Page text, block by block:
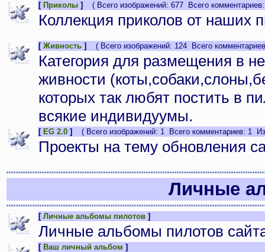
[ Приколы ] ( Всего изображений: 677 Всего
Коллекция приколов от наших
[ Живность ] ( Всего изображений: 124 Всего
Категория для размещения в
живности
которых так любят постить в
всякие индивидуумы.
[ EG 2.0 ] ( Всего изображений: 1 Всего комментариев: 1
Проекты на тему обновления
Личные
[ Личные альбомы пилотов ]
Личные альбомы пилотов
[ Ваш личный альбом ]